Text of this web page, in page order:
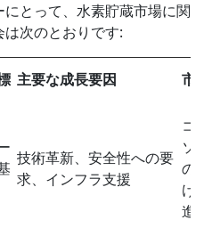
とって、水素貯蔵市場に関
次のとおりです:
主要な成長要因 市
技術革新、安全性への要
求、インフラ支援
コ
ソ
の
け
進